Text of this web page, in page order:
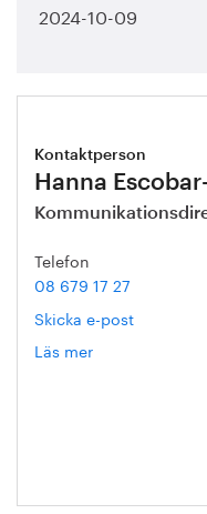
2024-10-09
Kontaktperson
Hanna
Telefon
08 679 17 27
Skicka e-post
Läs mer